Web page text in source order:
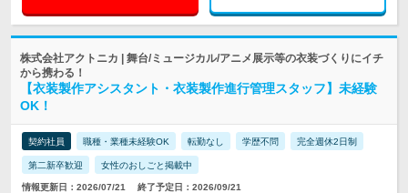
株式会社アクトニカ | 舞台/ミュージカル/アニメ展示等の衣装づくりにイチ
から携わる！
【衣装製作アシスタント・衣装製作進行管理スタッフ】未経験
OK！
契約社員 職種・業種未経験OK 転勤なし 学歴不問 完全週休2日制
第二新卒歓迎 女性のおしごと掲載中
情報更新日：2026/07/21 終了予定日：2026/09/21